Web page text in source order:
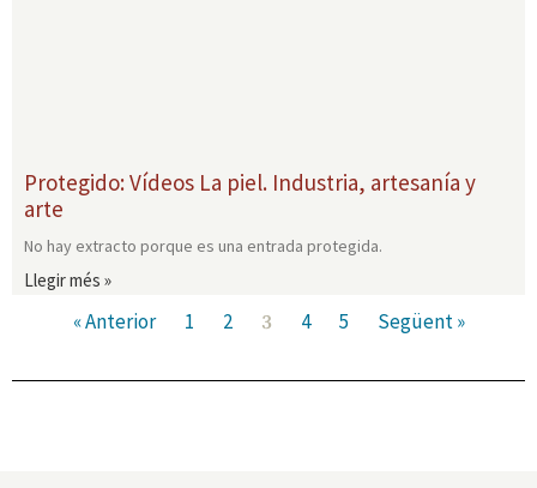
Protegido: Vídeos La piel. Industria, artesanía y
arte
No hay extracto porque es una entrada protegida.
Llegir més »
« Anterior 1 2 3 4 5 Següent »